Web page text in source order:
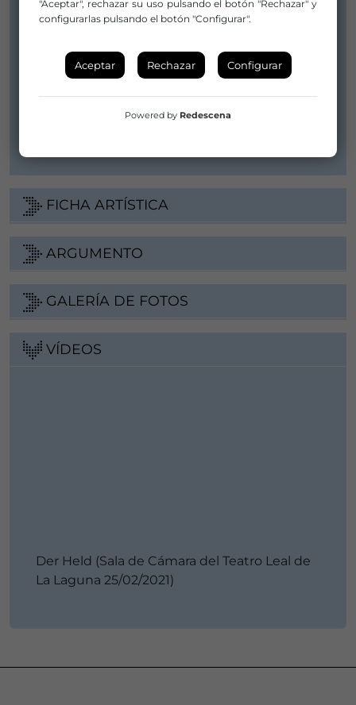
Distribuidor/a:
javier arozena - la compañía
peso.producciones@gmail.com
g_senesi@yahoo.com
+ 34 680251284
FICHA ARTÍSTICA
ARGUMENTO
GALERÍA DE FOTOS
VÍDEOS
Der Held (Sala de Cámara del Teatro Leal de
La Laguna 25/02/2021)
"Aceptar", rechazar su uso pulsando el botón "Rechazar" y
configurarlas pulsando el botón "Configurar".
Aceptar Rechazar Configurar
Powered by Redescena